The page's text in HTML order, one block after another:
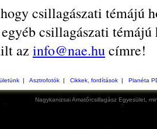
csillagászati témájú
csillagászati
az info@nae.hucímre!
| Asztrofotók| Cikkek, fordítások| Planéta
Nagykanizsai Amatőrcsillagász Egyesület,